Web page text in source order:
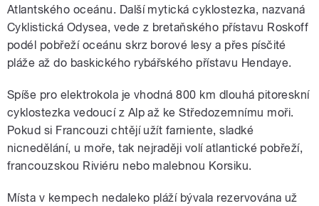
Atlantského oceánu. Další mytická cyklostezka, nazvaná
Cyklistická Odysea, vede z bretaňského přístavu Roskoff
podél pobřeží oceánu skrz borové lesy a přes písčité
pláže až do baskického rybářského přístavu Hendaye.
Spíše pro elektrokola je vhodná 800 km dlouhá pitoreskní
cyklostezka vedoucí z Alp až ke Středozemnímu moři.
Pokud si Francouzi chtějí užít farniente, sladké
nicnedělání, u moře, tak nejraději volí atlantické pobřeží,
francouzskou Riviéru nebo malebnou Korsiku.
Místa v kempech nedaleko pláží bývala rezervována už